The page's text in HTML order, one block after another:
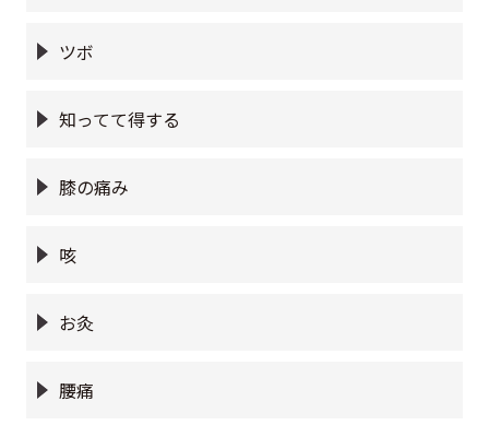
ツボ
知ってて得する
膝の痛み
咳
お灸
腰痛